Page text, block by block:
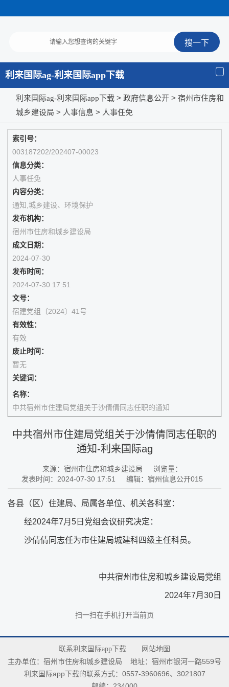
利来国际ag-利来国际app下载
利来国际ag-利来国际app下载 > 政府信息公开 > 宿州市住房和
城乡建设局 > 人事信息 > 人事任免
索引号：
003187202/202407-00023
信息分类：
人事任免
内容分类：
通知,城乡建设、环境保护
发布机构：
宿州市住房和城乡建设局
成文日期：
2024-07-30
发布时间：
2024-07-30 17:51
文号：
宿建党组〔2024〕41号
有效性：
有效
废止时间：
暂无
关键词：
名称：
中共宿州市住建局党组关于沙倩倩同志任职的通知
中共宿州市住建局党组关于沙倩倩同志任职的
通知-利来国际ag
来源：宿州市住房和城乡建设局
浏览量：
发表时间：2024-07-30 17:51
编辑：宿州信息公开015
各县（区）住建局、局属各单位、机关各科室：
经2024年7月5日党组会议研究决定：
沙倩倩同志任为市住建局城建科四级主任科员。
中共宿州市住房和城乡建设局党组
2024年7月30日
扫一扫在手机打开当前页
联系利来国际app下载 网站地图
主办单位：宿州市住房和城乡建设局
地址：宿州市银河一路559号
利来国际app下载的联系方式：0557-3960696、3021807